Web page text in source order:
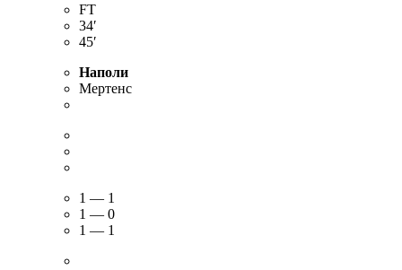
FT
34′
45′
Наполи
Мертенс
1 — 1
1 — 0
1 — 1